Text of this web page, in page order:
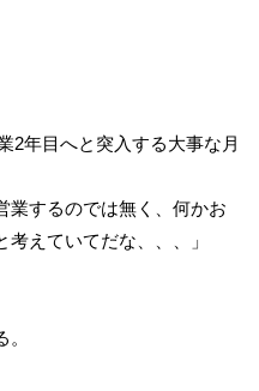
2年目へと突入する大事な月
業するのでは無く、何かお
えていてだな、、、」